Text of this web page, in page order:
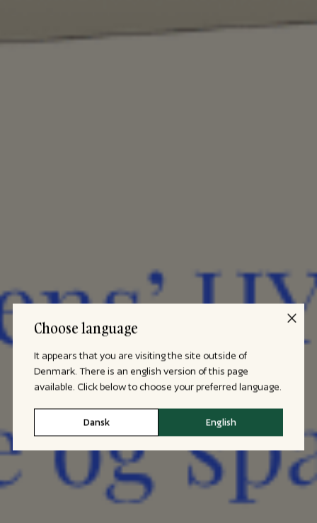
Choose language
It appears that you are visiting the site outside of
Denmark. There is an english version of this page
available. Click below to choose your preferred language.
Dansk English